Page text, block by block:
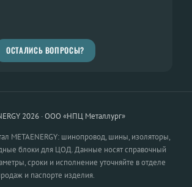
ОСТАЛИСЬ ВОПРОСЫ?
2026 · ООО «НПЦ Металлург»
METAENERGY: шинопровод, шины, изоляторы,
блоки для ЦОД. Данные носят справочный
сроки и исполнение уточняйте в отделе
и паспорте изделия.